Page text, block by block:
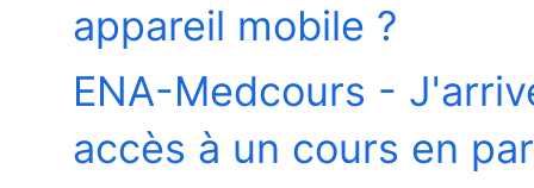
appareil mobile ?
ENA-Medcours -
accès à un cours en